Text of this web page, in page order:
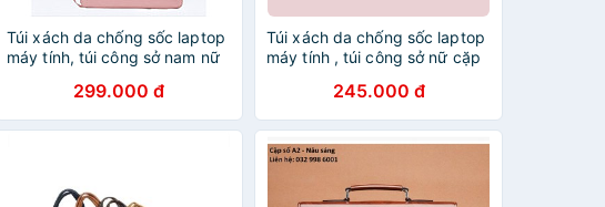
Túi xách da chống sốc laptop
máy tính, túi công sở nam nữ
299.000 đ
Túi xách da chống sốc laptop
máy tính , túi công sở nữ cặp
245.000 đ